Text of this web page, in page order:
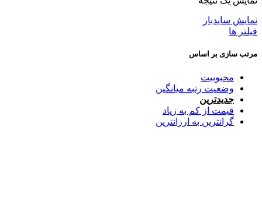
نمایش سایدبار
فیلتر ها
مرتب سازی بر اساس
محبوبیت
وضعیت رتبه میانگین
جدیدترین
قیمت از کم به زیاد
گرانترین به ارزانترین